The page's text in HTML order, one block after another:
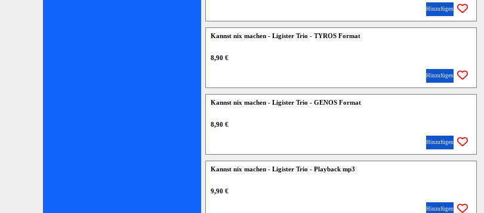
Hinzufügen
Kannst nix machen - Ligister Trio - TYROS Format
8,90 €
Hinzufügen
Kannst nix machen - Ligister Trio - GENOS Format
8,90 €
Hinzufügen
Kannst nix machen - Ligister Trio - Playback mp3
9,90 €
Hinzufügen